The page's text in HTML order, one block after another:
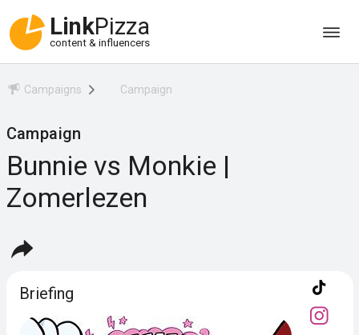
LinkPizza
content & influencers
Campaigns Campaign
Campaign
Bunnie vs Monkie |
Zomerlezen
Briefing